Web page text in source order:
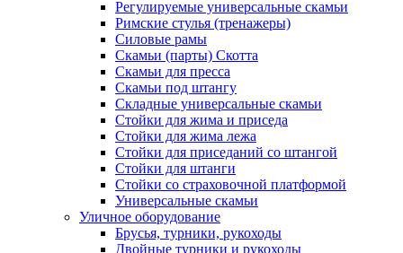
Регулируемые универсальные скамьи
Римские стулья (тренажеры)
Силовые рамы
Скамьи (парты) Скотта
Скамьи для пресса
Скамьи под штангу
Складные универсальные скамьи
Стойки для жима и приседа
Стойки для жима лежа
Стойки для приседаний со штангой
Стойки для штанги
Стойки со страховочной платформой
Универсальные скамьи
Уличное оборудование
Брусья, турники, рукоходы
Двойные турники и рукоходы